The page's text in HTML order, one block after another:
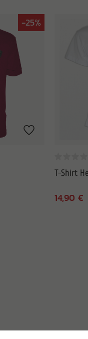
-25%
T-Shirt
14,90 €